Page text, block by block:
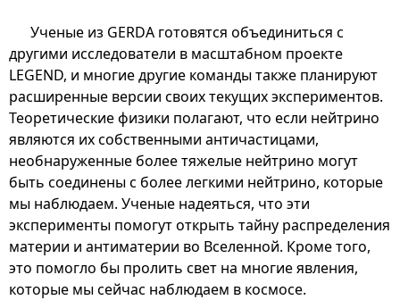
Ученые из GERDA готовятся объединиться с
другими исследователи в масштабном проекте
LEGEND, и многие другие команды также планируют
расширенные версии своих текущих экспериментов.
Теоретические физики полагают, что если нейтрино
являются их собственными античастицами,
необнаруженные более тяжелые нейтрино могут
быть соединены с более легкими нейтрино, которые
мы наблюдаем. Ученые надеяться, что эти
эксперименты помогут открыть тайну распределения
материи и антиматерии во Вселенной. Кроме того,
это помогло бы пролить свет на многие явления,
которые мы сейчас наблюдаем в космосе.